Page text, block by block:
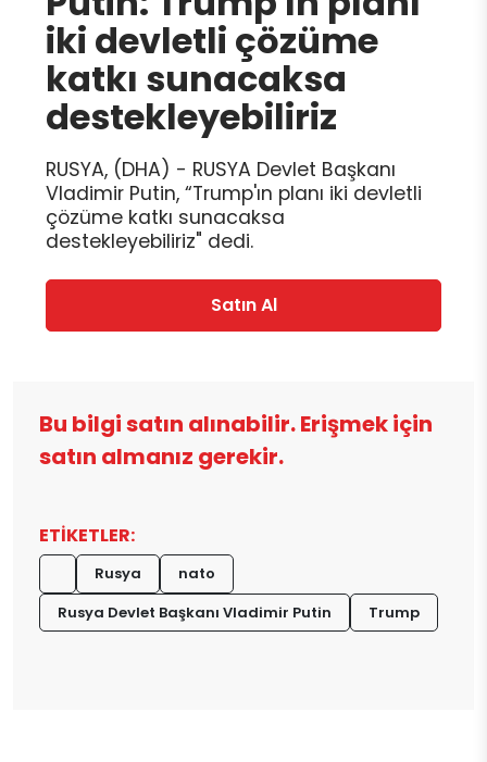
iki devletli çözüme
katkı sunacaksa
destekleyebiliriz
RUSYA, (DHA) - RUSYA Devlet Başkanı
Vladimir Putin, “Trump'ın planı iki devletli
çözüme katkı sunacaksa
destekleyebiliriz" dedi.
Satın Al
Bu bilgi satın alınabilir. Erişmek için
satın almanız gerekir.
ETİKETLER:
Rusya
nato
Rusya Devlet Başkanı Vladimir Putin
Trump